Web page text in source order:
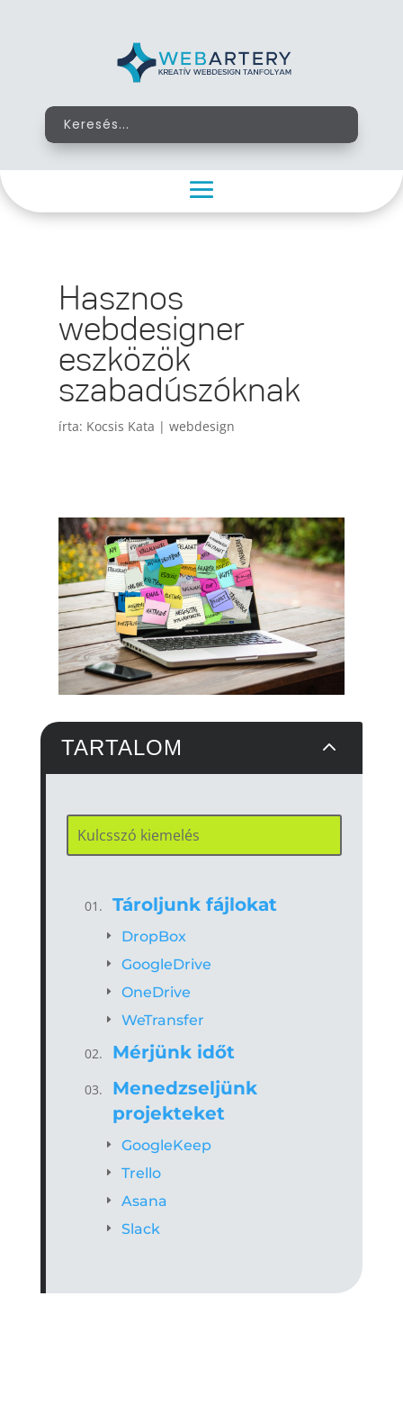
Hasznos
webdesigner
eszközök
szabadúszóknak
írta: Kocsis Kata | webdesign
TARTALOM 2
Tároljunk fájlokat
DropBox
GoogleDrive
OneDrive
WeTransfer
Mérjünk időt
Menedzseljünk
projekteket
GoogleKeep
Trello
Asana
Slack